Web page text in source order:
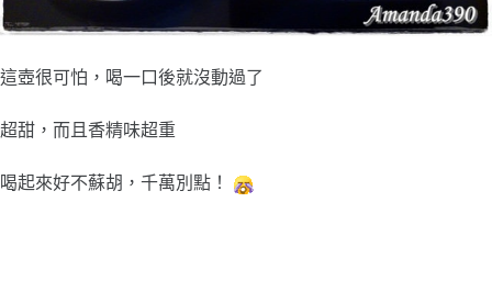
這壺很可怕，喝一口後就沒動過了
超甜，而且香精味超重
喝起來好不蘇胡，千萬別點！